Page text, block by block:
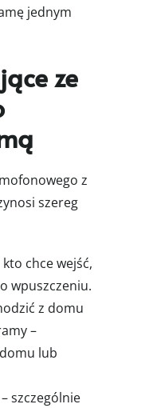
jednym
ze
z
szereg
chce wejść,
wpuszczeniu.
z domu
–
lub
– szczególnie